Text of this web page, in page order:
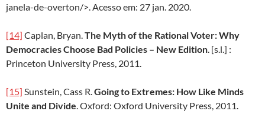
janela-de-overton/>. Acesso em: 27 jan. 2020.
[14] Caplan, Bryan. The Myth of the Rational Voter: Why
Democracies Choose Bad Policies – New Edition . [s.l.] :
Princeton University Press, 2011.
[15] Sunstein, Cass R. Going to Extremes: How Like Minds
Unite and Divide . Oxford: Oxford University Press, 2011.